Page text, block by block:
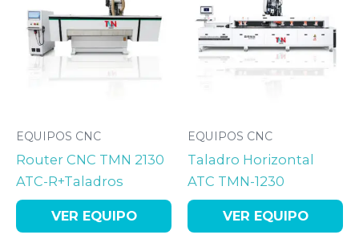
EQUIPOS CNC
Router CNC TMN 2130
ATC-R+Taladros
VER EQUIPO
EQUIPOS CNC
Taladro Horizontal
ATC TMN-1230
VER EQUIPO